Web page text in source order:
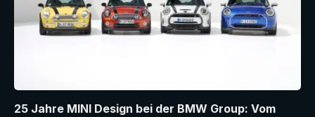
25 Jahre MINI Design bei der BMW Group: Vom